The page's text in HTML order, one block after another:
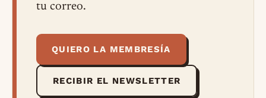
tu correo.
QUIERO LA MEMBRESÍA
RECIBIR EL NEWSLETTER